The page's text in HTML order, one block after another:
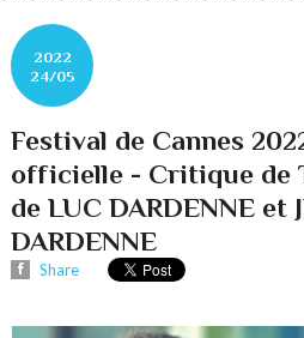
2022
24/05
Festival de Cannes
officielle - Critique de
de LUC DARDENNE et
DARDENNE
Share